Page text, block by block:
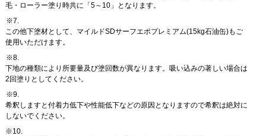
毛・ローラー塗り時共に「5～10」となります。
※7.
この他下塗材として、マイルドSDサーフエポプレミアム(15kg石油缶)もご
使用いただけます。
※8.
下地の種類により所要量及び塗回数が異なります。吸い込みの著しい場合は
2回塗りとしてください。
※9.
希釈しますと付着力低下や性能低下などの原因となりますので希釈は絶対に
しないでください。
※10.